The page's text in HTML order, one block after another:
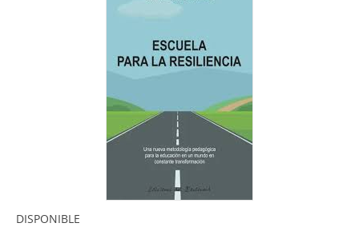
DISPONIBLE